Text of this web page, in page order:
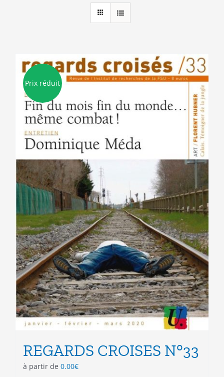
Prix réduit
REGARDS CROISES N°33
à partir de 0.00€